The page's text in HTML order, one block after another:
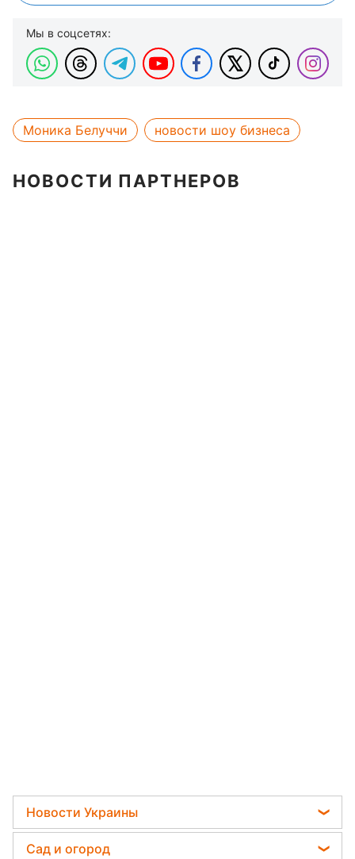
Мы в соцсетях:
Моника Белуччи новости шоу бизнеса
НОВОСТИ ПАРТНЕРОВ
Новости Украины
Телеграм новости Украины
Сад и огород